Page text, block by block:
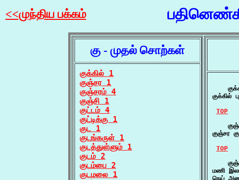
<<முந்திய பக்கம்
கு - முதல் சொற்கள்
குக்கில் 1
குஞ்சர 1
குஞ்சரம் 4
குஞ்சி 1
குட்டம் 4
குட்டிக்கு 1
குட 1
குடங்கருள் 1
குடத்துள்ளும் 1
குடம் 2
குடம்பை 2
குடமலை 1
TOP
குஞ்சர
TOP
மணி
நெய்